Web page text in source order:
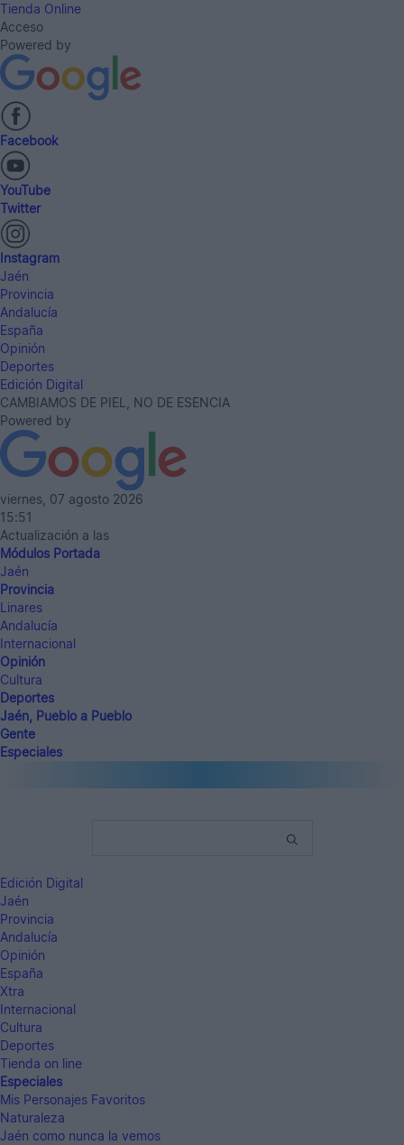
Tienda Online
Acceso
Powered by
Facebook
YouTube
Twitter
Instagram
Jaén
Provincia
Andalucía
España
Opinión
Deportes
Edición Digital
CAMBIAMOS DE PIEL, NO DE ESENCIA
Powered by
viernes, 07 agosto 2026
15:51
Actualización a las
Módulos Portada
Jaén
Provincia
Linares
Andalucía
Internacional
Opinión
Cultura
Deportes
Jaén, Pueblo a Pueblo
Gente
Especiales
Edición Digital
Jaén
Provincia
Andalucía
Opinión
España
Xtra
Internacional
Cultura
Deportes
Tienda on line
Especiales
Mis Personajes Favoritos
Naturaleza
Jaén como nunca la vemos